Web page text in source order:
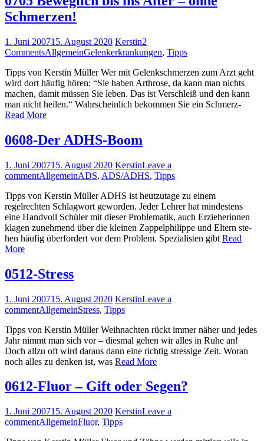
Schmerzen!
1. Juni 200715. August 2020 Kerstin2
CommentsAllgemeinGelenkerkrankungen, Tipps
Tipps von Kerstin Müller Wer mit Gelenkschmerzen zum Arzt geht
wird dort häufig hören: “Sie haben Arthrose, da kann man nichts
machen, damit müssen Sie leben. Das ist Verschleiß und den kann
man nicht heilen.“ Wahrscheinlich bekommen Sie ein Schmerz-
Read More
0608-Der ADHS-Boom
1. Juni 200715. August 2020 KerstinLeave a
commentAllgemeinADS, ADS/ADHS, Tipps
Tipps von Kerstin Müller ADHS ist heutzutage zu einem
regelrechten Schlagwort geworden. Jeder Lehrer hat min­destens
eine Handvoll Schüler mit dieser Prob­lematik, auch Er­zieherinnen
klagen zunehmend über die kleinen Zap­pelphilippe und Eltern ste­
hen häufig über­fordert vor dem Problem. Spezi­alisten gibt Read
More
0512-Stress
1. Juni 200715. August 2020 KerstinLeave a
commentAllgemeinStress, Tipps
Tipps von Kerstin Müller Weihnachten rückt immer näher und jedes
Jahr nimmt man sich vor – diesmal gehen wir alles in Ruhe an!
Doch allzu oft wird daraus dann eine richtig stressige Zeit. Woran
noch alles zu denken ist, was Read More
0612-Fluor – Gift oder Segen?
1. Juni 200715. August 2020 KerstinLeave a
commentAllgemeinFluor, Tipps